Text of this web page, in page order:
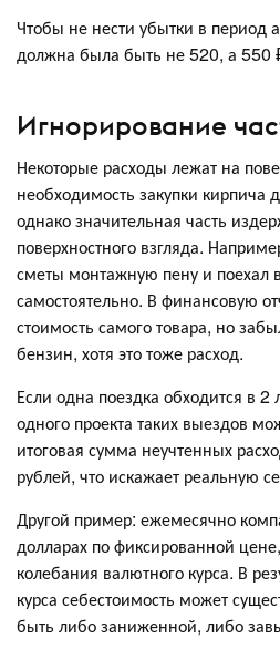
Чтобы не нести убытки в период
должна была быть не 520, а 550
Игнорирование
Некоторые расходы лежат на
необходимость закупки кирпича
однако значительная часть
поверхностного взгляда.
сметы монтажную пену и поехал
самостоятельно. В финансовую
стоимость самого товара, но
бензин, хотя это тоже расход.
Если одна поездка обходится в 2
одного проекта таких выездов
итоговая сумма неучтенных
рублей, что искажает реальную
Другой пример: ежемесячно
долларах по фиксированной
колебания валютного курса. В
курса себестоимость может
быть либо заниженной, либо